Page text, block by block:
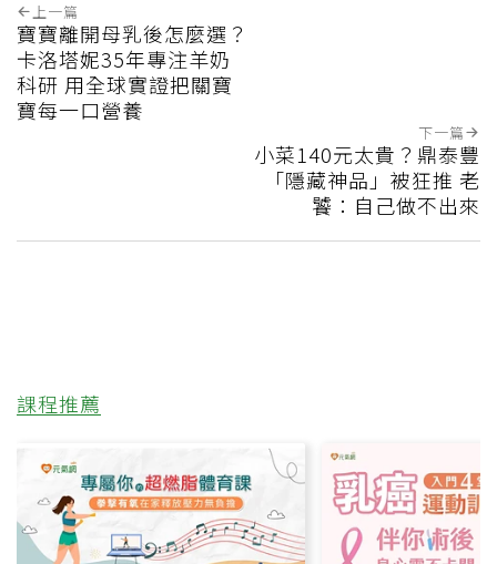
上一篇
寶寶離開母乳後怎麼選？
卡洛塔妮35年專注羊奶
科研 用全球實證把關寶
寶每一口營養
下一篇
小菜140元太貴？鼎泰豐
「隱藏神品」被狂推 老
饕：自己做不出來
課程推薦